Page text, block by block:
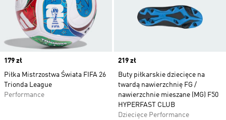
Price
179 zł
Piłka Mistrzostwa Świata FIFA 26
Trionda League
Performance
Price
219 zł
Buty piłkarskie dziecięce na
twardą nawierzchnię FG /
nawierzchnie mieszane (MG) F50
HYPERFAST CLUB
Dziecięce Performance